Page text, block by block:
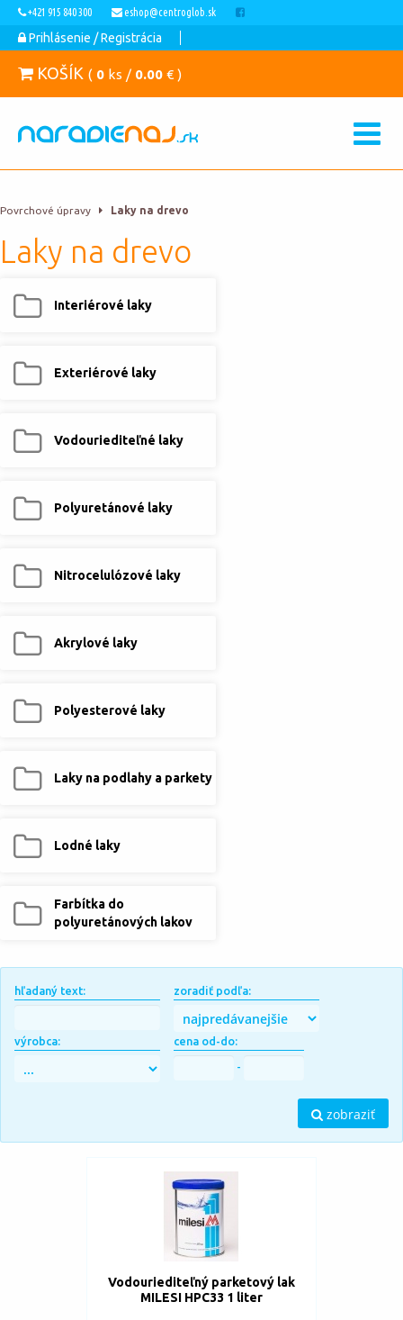
+421 915 840 300 eshop@centroglob.sk
Prihlásenie / Registrácia
KOŠÍK ( 0 ks / 0.00 € )
Povrchové úpravy Laky na drevo
Laky na drevo
Interiérové laky
Exteriérové laky
Vodouriediteľné laky
Polyuretánové laky
Nitrocelulózové laky
Akrylové laky
Polyesterové laky
Laky na podlahy a parkety
Lodné laky
Farbítka do
polyuretánových lakov
hľadaný text: zoradiť podľa:
výrobca: cena od-do:
-
zobraziť
Vodouriediteľný parketový lak
MILESI HPC33 1 liter